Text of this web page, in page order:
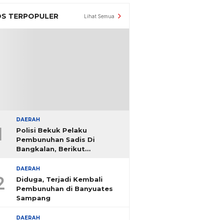
TERPOPULER Lihat Semua
DAERAH
Polisi Bekuk Pelaku
Pembunuhan Sadis Di
Bangkalan, Berikut
DAERAH
Diduga, Terjadi Kembali
Pembunuhan di Banyuates
Sampang
DAERAH